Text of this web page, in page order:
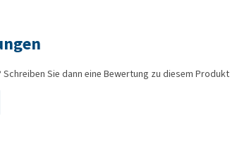
Schreiben Sie dann eine Bewertung zu diesem Produkt